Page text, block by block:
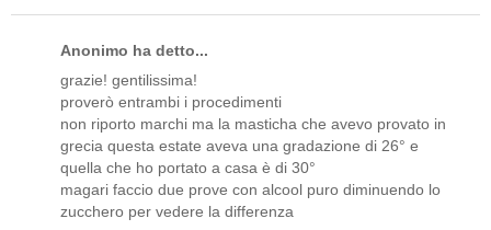
Anonimo ha detto...
grazie! gentilissima!
proverò entrambi i procedimenti
non riporto marchi ma la masticha che avevo provato in
grecia questa estate aveva una gradazione di 26° e
quella che ho portato a casa è di 30°
magari faccio due prove con alcool puro diminuendo lo
zucchero per vedere la differenza